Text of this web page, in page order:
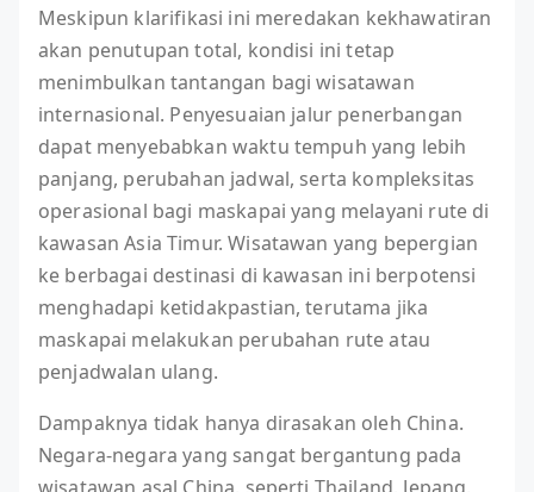
Meskipun klarifikasi ini meredakan kekhawatiran
akan penutupan total, kondisi ini tetap
menimbulkan tantangan bagi wisatawan
internasional. Penyesuaian jalur penerbangan
dapat menyebabkan waktu tempuh yang lebih
panjang, perubahan jadwal, serta kompleksitas
operasional bagi maskapai yang melayani rute di
kawasan Asia Timur. Wisatawan yang bepergian
ke berbagai destinasi di kawasan ini berpotensi
menghadapi ketidakpastian, terutama jika
maskapai melakukan perubahan rute atau
penjadwalan ulang.
Dampaknya tidak hanya dirasakan oleh China.
Negara-negara yang sangat bergantung pada